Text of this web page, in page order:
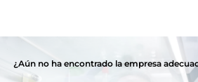
¿Aún no ha encontrado la empresa